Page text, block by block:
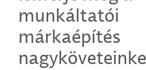
munkáltatói
márkaépítés